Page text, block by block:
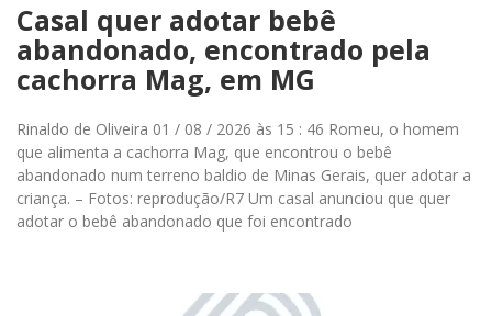
Casal quer adotar bebê
abandonado, encontrado pela
cachorra Mag, em MG
Rinaldo de Oliveira 01 / 08 / 2026 às 15 : 46 Romeu, o homem
que alimenta a cachorra Mag, que encontrou o bebê
abandonado num terreno baldio de Minas Gerais, quer adotar a
criança. – Fotos: reprodução/R7 Um casal anunciou que quer
adotar o bebê abandonado que foi encontrado